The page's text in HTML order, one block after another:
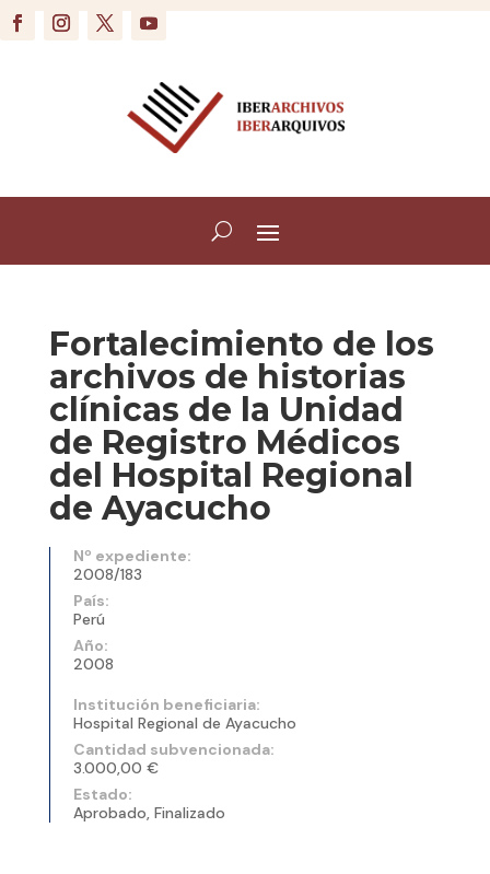
Fortalecimiento de los
archivos de historias
clínicas de la Unidad
de Registro Médicos
del Hospital Regional
de Ayacucho
Nº expediente:
2008/183
País:
Perú
Año:
2008
Institución beneficiaria:
Hospital Regional de Ayacucho
Cantidad subvencionada:
3.000,00 €
Estado:
Aprobado, Finalizado